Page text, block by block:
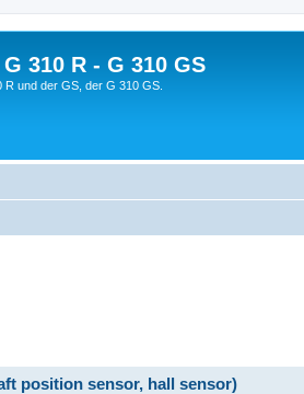
310 R - G 310 GS
und der GS, der G 310 GS.
position sensor, hall sensor)